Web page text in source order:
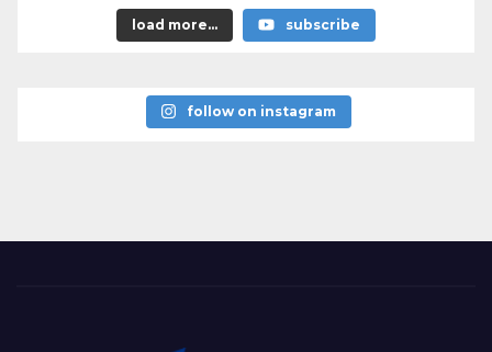
load more... subscribe
follow on instagram